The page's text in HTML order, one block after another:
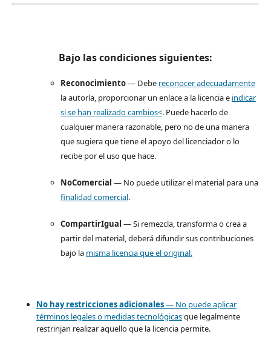
Bajo las condiciones siguientes:
Reconocimiento— Debe reconocer adecuadamente
la autoría, proporcionar un enlace a la licencia e indicar
si se han realizado cambios<. Puede hacerlo de
cualquier manera razonable, pero no de una manera
que sugiera que tiene el apoyo del licenciador o lo
recibe por el uso que hace.
NoComercial — No puede utilizar el material para una
finalidad comercial.
CompartirIgual — Si remezcla, transforma o crea a
partir del material, deberá difundir sus contribuciones
bajo la misma licencia que el original.
No hay restricciones adicionales— No puede aplicar
términos legales o medidas tecnológicasque legalmente
restrinjan realizar aquello que la licencia permite.